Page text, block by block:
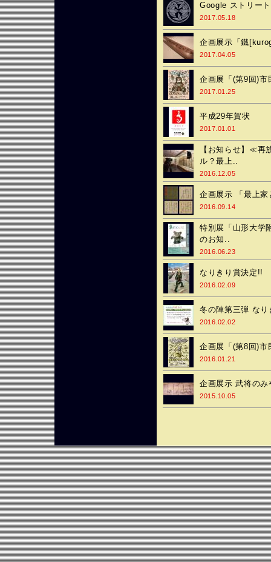
Google ストリー
2017.05.18
企画展示「鐵
2017.04.05
企画展「(第9回)市
2017.01.25
平成29年賀状
2017.01.01
【お知らせ】≪再
ル？最上..
2016.12.05
企画展示 「最上
2016.09.14
特別展「山形大学
のお知..
2016.06.23
なりきり賞決定!!
2016.02.09
冬の陣第三弾 な
2016.02.02
企画展「(第8回)市
2016.01.21
企画展示 武将の
2015.10.05